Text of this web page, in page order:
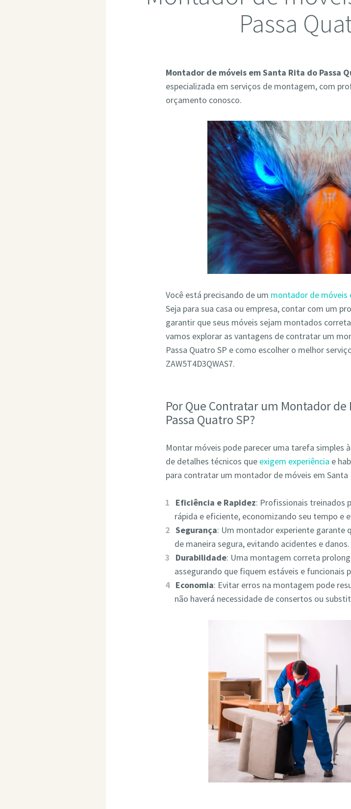
Passa
Montador de móveis em Santa Rita do Passa
especializada em serviços de montagem, com
orçamento conosco.
Você está precisando de um montador de móveis
Seja para sua casa ou empresa, contar com um
garantir que seus móveis sejam montados
vamos explorar as vantagens de contratar um
Passa Quatro SP e como escolher o melhor
ZAW5T4D3QWAS7.
Por Que Contratar um Montador
Passa Quatro SP?
Montar móveis pode parecer uma tarefa simples
de detalhes técnicos que exigem experiência e
para contratar um montador de móveis em Santa
Eficiência e Rapidez: Profissionais treinados
rápida e eficiente, economizando seu tempo e
Segurança: Um montador experiente garante
de maneira segura, evitando acidentes e danos.
Durabilidade: Uma montagem correta
assegurando que fiquem estáveis e funcionais
Economia: Evitar erros na montagem pode
não haverá necessidade de consertos ou